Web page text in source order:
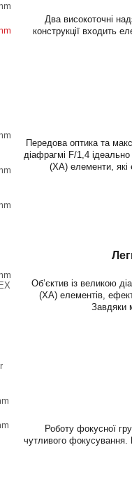
Два високоточні
конструкції входить
Передова оптика та
діафрагмі F/1,4
(XA) елементи, які
Об’єктив із великою
(XA) елементів,
Завдяки
Роботу фокусної
чутливого фокусування.